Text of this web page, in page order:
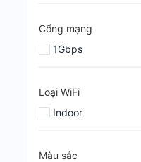
Cổng mạng
1Gbps
Loại WiFi
Indoor
Màu sắc